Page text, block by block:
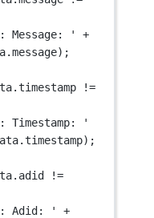
Message: '
+
!=
Timestamp: '
!=
Adid: '
+